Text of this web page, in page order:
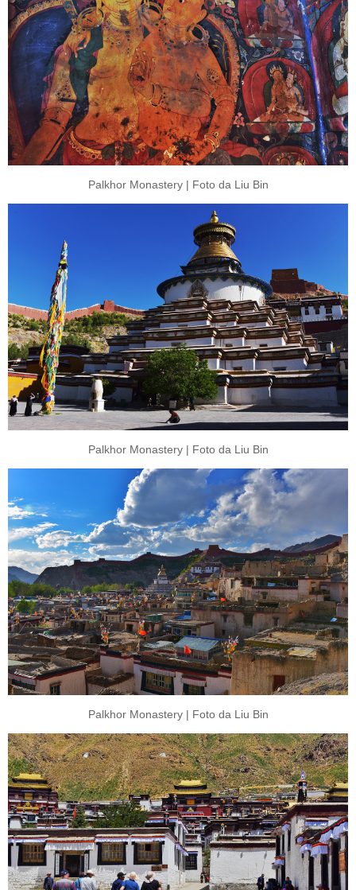
Palkhor Monastery | Foto da Liu Bin
Palkhor Monastery | Foto da Liu Bin
Palkhor Monastery | Foto da Liu Bin